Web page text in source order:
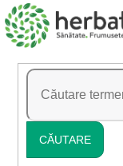
Treci
la
conținut
CĂUTARE